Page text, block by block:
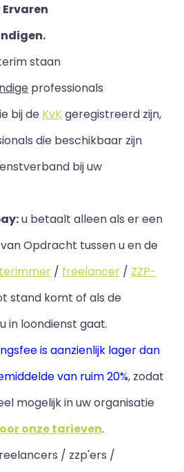
Ervaren
staan
professionals
bij de KvKgeregistreerd zijn,
die beschikbaar zijn
bij uw
u betaalt alleen als er een
Opdracht tussen u en de
/ freelancer / ZZP-
stand komt of als de
in loondienst gaat.
is aanzienlijk lager dan
van ruim 20%, zodat
mogelijk in uw organisatie
onze tarieven.
/ zzp'ers /